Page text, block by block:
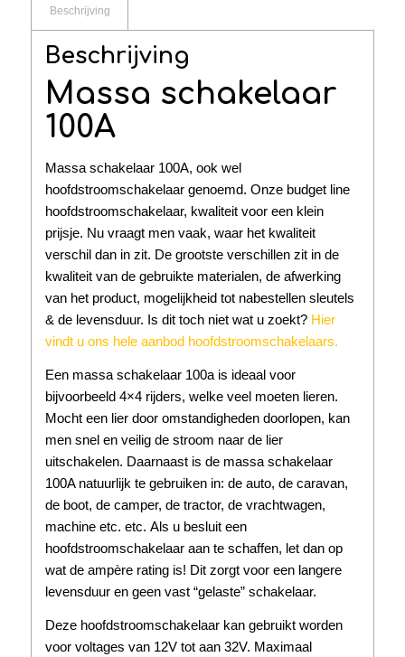
Beschrijving
Beschrijving
Massa schakelaar
100A
Massa schakelaar 100A, ook wel
hoofdstroomschakelaar genoemd. Onze budget line
hoofdstroomschakelaar, kwaliteit voor een klein
prijsje. Nu vraagt men vaak, waar het kwaliteit
verschil dan in zit. De grootste verschillen zit in de
kwaliteit van de gebruikte materialen, de afwerking
van het product, mogelijkheid tot nabestellen sleutels
& de levensduur. Is dit toch niet wat u zoekt? Hier
vindt u ons hele aanbod hoofdstroomschakelaars.
Een massa schakelaar 100a is ideaal voor
bijvoorbeeld 4×4 rijders, welke veel moeten lieren.
Mocht een lier door omstandigheden doorlopen, kan
men snel en veilig de stroom naar de lier
uitschakelen. Daarnaast is de massa schakelaar
100A natuurlijk te gebruiken in: de auto, de caravan,
de boot, de camper, de tractor, de vrachtwagen,
machine etc. etc. Als u besluit een
hoofdstroomschakelaar aan te schaffen, let dan op
wat de ampère rating is! Dit zorgt voor een langere
levensduur en geen vast “gelaste” schakelaar.
Deze hoofdstroomschakelaar kan gebruikt worden
voor voltages van 12V tot aan 32V. Maximaal